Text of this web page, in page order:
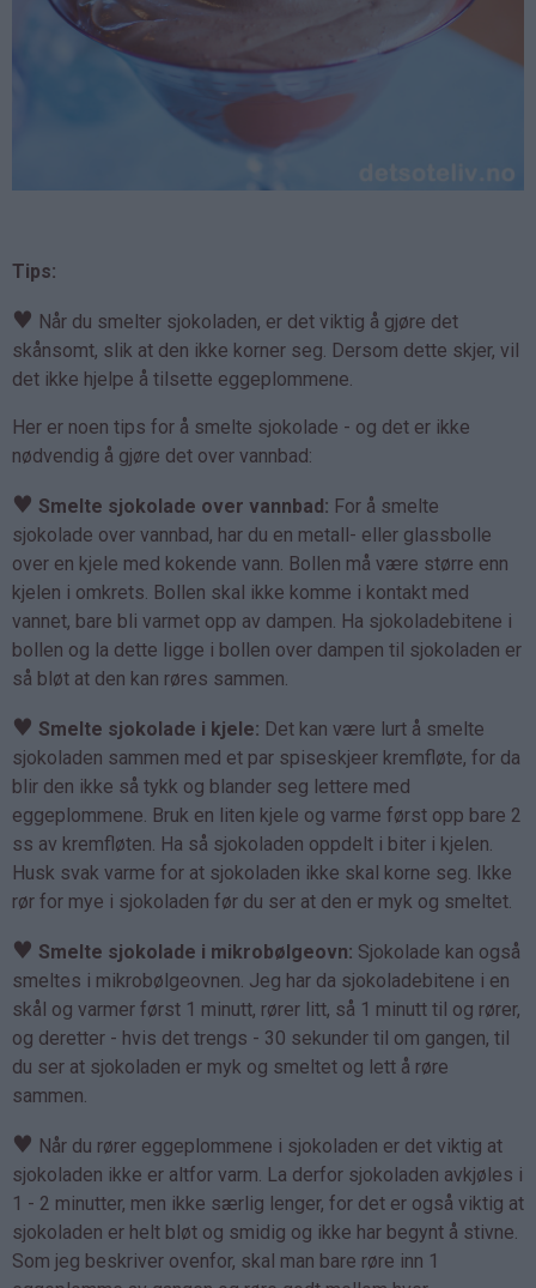
Tips:
♥ Når du smelter sjokoladen, er det viktig å gjøre det
skånsomt, slik at den ikke korner seg. Dersom dette skjer, vil
det ikke hjelpe å tilsette eggeplommene.
Her er noen tips for å smelte sjokolade - og det er ikke
nødvendig å gjøre det over vannbad:
♥ Smelte sjokolade over vannbad: For å smelte
sjokolade over vannbad, har du en metall- eller glassbolle
over en kjele med kokende vann. Bollen må være større enn
kjelen i omkrets. Bollen skal ikke komme i kontakt med
vannet, bare bli varmet opp av dampen. Ha sjokoladebitene i
bollen og la dette ligge i bollen over dampen til sjokoladen er
så bløt at den kan røres sammen.
♥ Smelte sjokolade i kjele: Det kan være lurt å smelte
sjokoladen sammen med et par spiseskjeer kremfløte, for da
blir den ikke så tykk og blander seg lettere med
eggeplommene. Bruk en liten kjele og varme først opp bare 2
ss av kremfløten. Ha så sjokoladen oppdelt i biter i kjelen.
Husk svak varme for at sjokoladen ikke skal korne seg. Ikke
rør for mye i sjokoladen før du ser at den er myk og smeltet.
♥ Smelte sjokolade i mikrobølgeovn: Sjokolade kan også
smeltes i mikrobølgeovnen. Jeg har da sjokoladebitene i en
skål og varmer først 1 minutt, rører litt, så 1 minutt til og rører,
og deretter - hvis det trengs - 30 sekunder til om gangen, til
du ser at sjokoladen er myk og smeltet og lett å røre
sammen.
♥ Når du rører eggeplommene i sjokoladen er det viktig at
sjokoladen ikke er altfor varm. La derfor sjokoladen avkjøles i
1 - 2 minutter, men ikke særlig lenger, for det er også viktig at
sjokoladen er helt bløt og smidig og ikke har begynt å stivne.
Som jeg beskriver ovenfor, skal man bare røre inn 1